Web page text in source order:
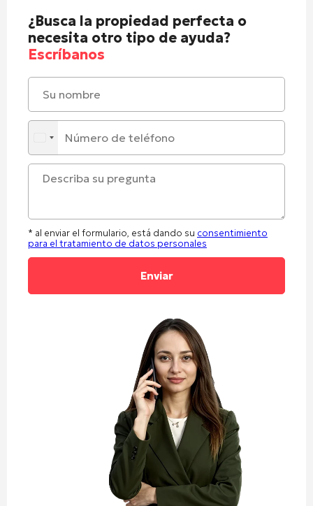
¿Busca la propiedad perfecta o
necesita otro tipo de ayuda?
Escríbanos
* al enviar el formulario, está dando su consentimiento
para el tratamiento de datos personales